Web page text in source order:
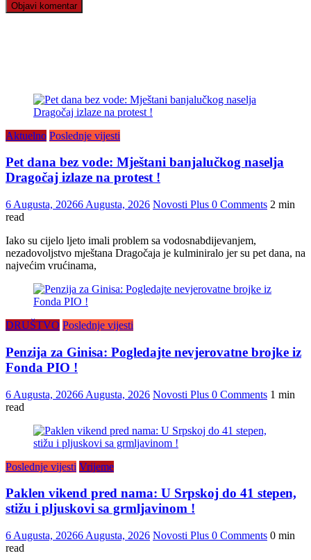
Aktuelno Poslednje vijesti
Pet dana bez vode: Mještani banjalučkog naselja
Dragočaj izlaze na protest !
6 Augusta, 20266 Augusta, 2026 Novosti Plus 0 Comments 2 min
read
Iako su cijelo ljeto imali problem sa vodosnabdijevanjem,
nezadovoljstvo mještana Dragočaja je kulminiralo jer su pet dana, na
najvećim vrućinama,
DRUŠTVO Poslednje vijesti
Penzija za Ginisa: Pogledajte nevjerovatne brojke iz
Fonda PIO !
6 Augusta, 20266 Augusta, 2026 Novosti Plus 0 Comments 1 min
read
Poslednje vijesti Vrijeme
Paklen vikend pred nama: U Srpskoj do 41 stepen,
stižu i pljuskovi sa grmljavinom !
6 Augusta, 20266 Augusta, 2026 Novosti Plus 0 Comments 0 min
read